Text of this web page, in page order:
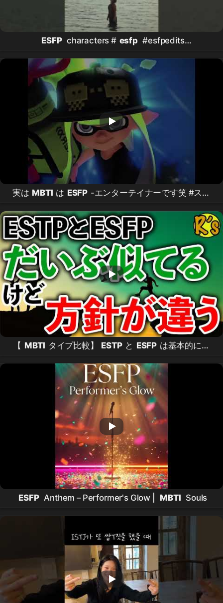
ESFP characters # esfp #esfpedits
#esfppersonalitytype #mbtiesfp #mbtiedits
#esfpcharacters #
mbti
実は MBTI は ESFP -エンターテイナーです笑 #スプ
ラトゥーン3 #スプラ3 #カーボンローラー
#splatoon3 #カーボンローラーデコ #スプラトゥーン
#edit
【 MBTI タイプ比較】 ESTP と ESFP は基本的にす
ごく似ている性格なんだけど、だからこそ違いが目立
つこともある！
ESFP Anthem – Performer's Glow | MBTI Souls